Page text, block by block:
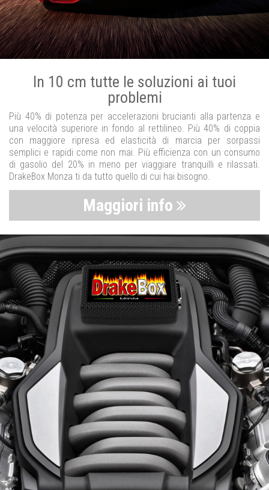
In 10 cm tutte le soluzioni ai tuoi
problemi
Più 40% di potenza per accelerazioni brucianti alla partenza e
una velocità superiore in fondo al rettilineo. Più 40% di coppia
con maggiore ripresa ed elasticità di marcia per sorpassi
semplici e rapidi come non mai. Più efficienza con un consumo
di gasolio del 20% in meno per viaggiare tranquilli e rilassati.
DrakeBox Monza ti da tutto quello di cui hai bisogno.
Maggiori info